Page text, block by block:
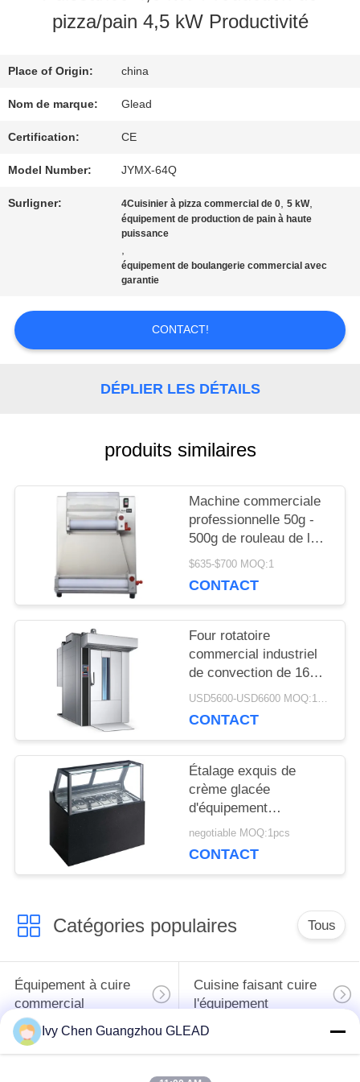
SPECTACLE
À
PROPOS
DE
NOUS
L'USINE
CONTRÔLE
QUALITÉ
NOUVELLES
DEMANDEZ
UN DEVIS
DU
POLICY
pizza/pain 4,5 kW Productivité
Place of Origin: china
Nom de marque: Glead
Certification: CE
Model Number: JYMX-64Q
Surligner: 4Cuisinier à pizza commercial de 0,5 kW,
équipement de production de pain à haute
puissance
,
équipement de boulangerie commercial avec
garantie
CONTACT!
DÉPLIER LES DÉTAILS
produits similaires
Machine commerciale
professionnelle 50g -
500g de rouleau de la
pâte de pizza
cuisson
$635-$700 MOQ:1
CONTACT
Four rotatoire
commercial industriel
de convection de 16
plateaux de four
gaz
USD5600-USD6600 MOQ:1piece
CONTACT
Étalage exquis de
crème glacée
d'équipement
commercial
cuisson
negotiable MOQ:1pcs
CONTACT
Catégories populaires Tous
Équipement à cuire
commercial
Cuisine faisant cuire
l'équipement
Machines de
Ivy Chen Guangzhou GLEAD